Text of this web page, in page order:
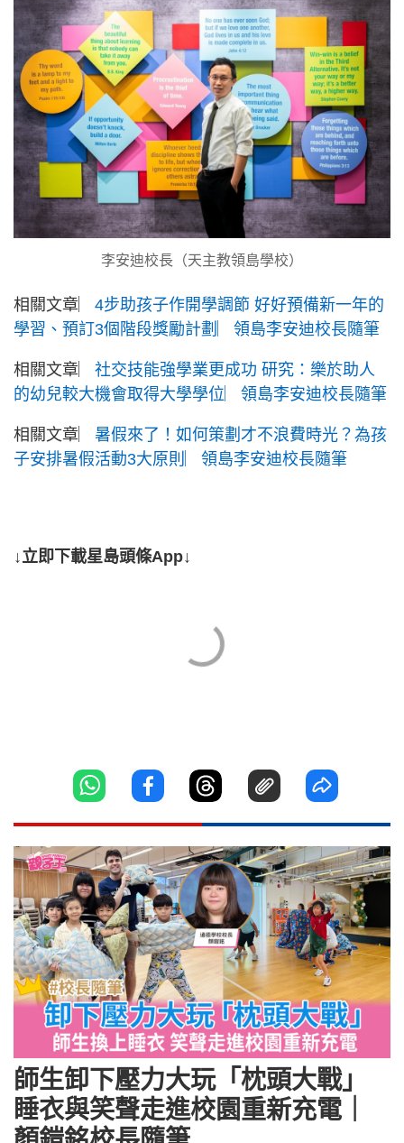
李安迪校長（天主教領島學校）
相關文章︳ 4步助孩子作開學調節 好好預備新一年的
學習、預訂3個階段獎勵計劃︳領島李安迪校長隨筆
相關文章︳ 社交技能強學業更成功 研究：樂於助人
的幼兒較大機會取得大學學位︳領島李安迪校長隨筆
相關文章︳ 暑假來了！如何策劃才不浪費時光？為孩
子安排暑假活動3大原則︳領島李安迪校長隨筆
↓立即下載星島頭條App↓
師生卸下壓力大玩「枕頭大戰」
睡衣與笑聲走進校園重新充電｜